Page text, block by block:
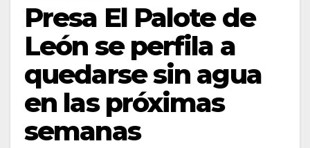
Presa El Palote de
León se perfila a
quedarse sin agua
en las próximas
semanas